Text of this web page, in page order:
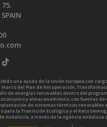
una ayuda de la Unión Europea con
del Plan de Recuperación,
de energías renovables dentro del
y almacenamiento, con fuentes de
de sistemas térmicos renovables
la Transición Ecológica y el Reto
Andalucía, a través de la Agencia Andaluza